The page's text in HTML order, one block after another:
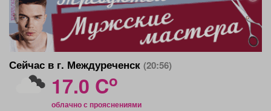
реклама
Сейчас в г. Междуреченск (20:56)
17.0 Co
облачно с прояснениями